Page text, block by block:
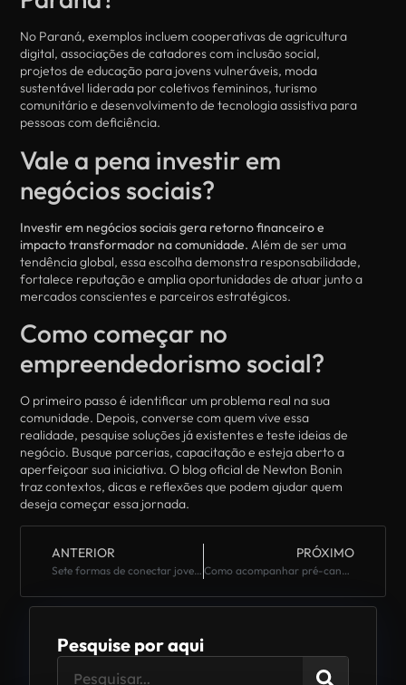
No Paraná, exemplos incluem cooperativas de agricultura
digital, associações de catadores com inclusão social,
projetos de educação para jovens vulneráveis, moda
sustentável liderada por coletivos femininos, turismo
comunitário e desenvolvimento de tecnologia assistiva para
pessoas com deficiência.
Vale a pena investir em
negócios sociais?
Investir em negócios sociais gera retorno financeiro e
impacto transformador na comunidade. Além de ser uma
tendência global, essa escolha demonstra responsabilidade,
fortalece reputação e amplia oportunidades de atuar junto a
mercados conscientes e parceiros estratégicos.
Como começar no
empreendedorismo social?
O primeiro passo é identificar um problema real na sua
comunidade. Depois, converse com quem vive essa
realidade, pesquise soluções já existentes e teste ideias de
negócio. Busque parcerias, capacitação e esteja aberto a
aperfeiçoar sua iniciativa. O blog oficial de Newton Bonin
traz contextos, dicas e reflexões que podem ajudar quem
deseja começar essa jornada.
ANTERIOR
Sete formas de conectar jovens à política regional em 2026
PRÓXIMO
Como acompanhar pré-candidatos a deputado federal no Paraná em 2026
Pesquise por aqui